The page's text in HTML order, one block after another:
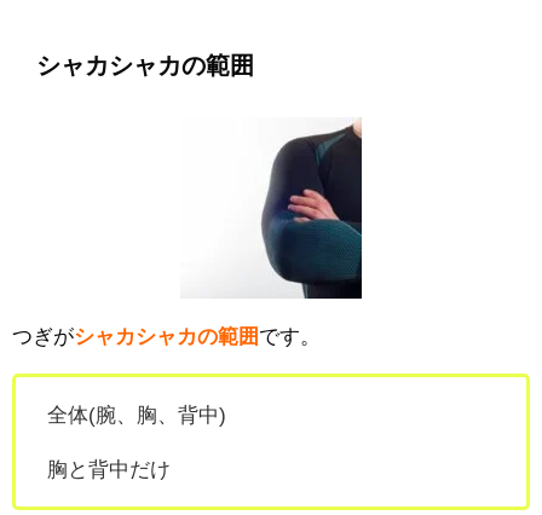
シャカシャカの範囲
つぎがシャカシャカの範囲 です。
全体(腕、胸、背中)
胸と背中だけ